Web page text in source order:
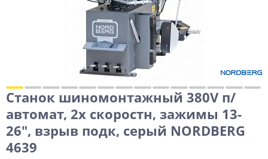
Станок шиномонтажный 380V п/
автомат, 2х скоростн, зажимы 13-
26", взрыв подк, серый NORDBERG
4639